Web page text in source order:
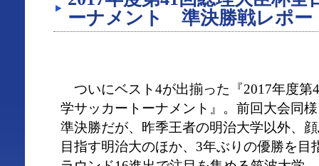
ーナメント 準決勝戦レポー
ついにベスト4が出揃った『2017年度第
学サッカートーナメント』。前回大会同
準決勝だが、昨季王者の明治大学以外、
目指す明治大のほか、3年ぶりの優勝を目